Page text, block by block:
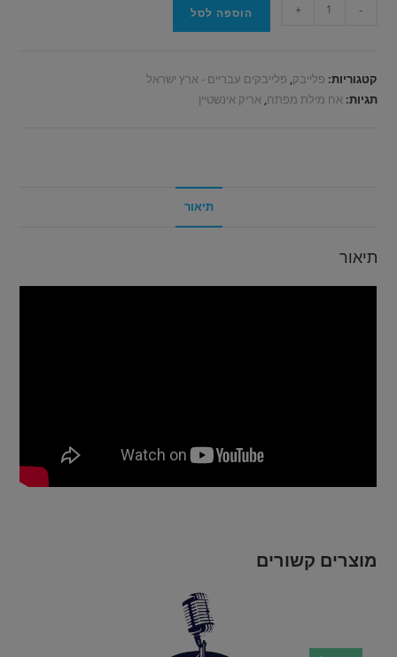
-
+ הוספה לסל
קטגוריות: פלייבק פלייבקים עבריים - ארץ ישראל
תגיות: אח מילת מפתח אריק אינשטיין
תיאור
תיאור
מוצרים קשורים